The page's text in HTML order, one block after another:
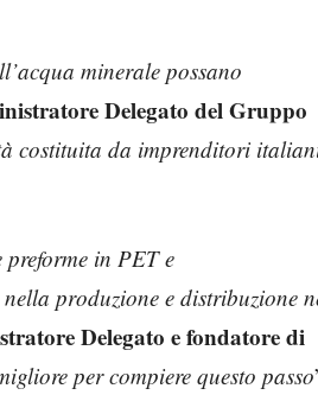
minerale possano
Delegato del Gruppo
costituita da imprenditori
in PET e
produzione e distribuzione
Delegato e fondatore di
per compiere questo passo